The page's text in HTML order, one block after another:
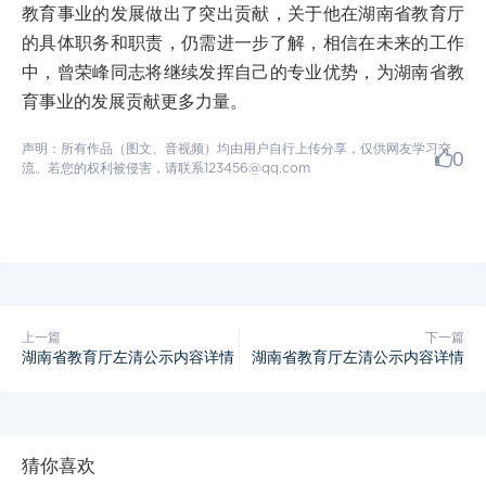
教育事业的发展做出了突出贡献，关于他在湖南省教育厅
的具体职务和职责，仍需进一步了解，相信在未来的工作
中，曾荣峰同志将继续发挥自己的专业优势，为湖南省教
育事业的发展贡献更多力量。
声明：所有作品（图文、音视频）均由用户自行上传分享，仅供网友学习交
流。若您的权利被侵害，请联系123456@qq.com
0
上一篇
湖南省教育厅左清公示内容详情
下一篇
湖南省教育厅左清公示内容详情
猜你喜欢